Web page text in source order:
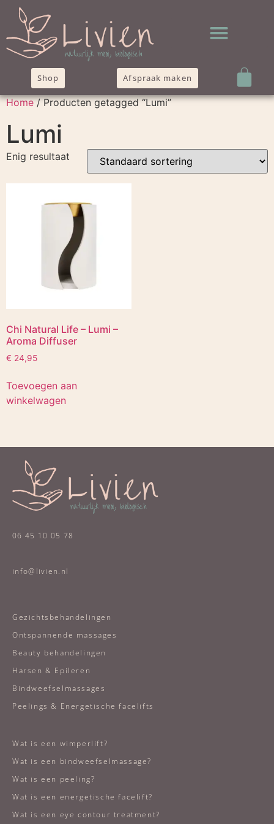
Shop Afspraak maken
Home/ Producten getagged “Lumi”
Lumi
Enig resultaat
Chi Natural Life – Lumi –
Aroma Diffuser
€ 24,95
Toevoegen aan
winkelwagen
06 45 10 05 78
info@livien.nl
Gezichtsbehandelingen
Ontspannende massages
Beauty behandelingen
Harsen & Epileren
Bindweefselmassages
Peelings & Energetische facelifts
Wat is een wimperlift?
Wat is een bindweefselmassage?
Wat is een peeling?
Wat is een energetische facelift?
Wat is een eye contour treatment?